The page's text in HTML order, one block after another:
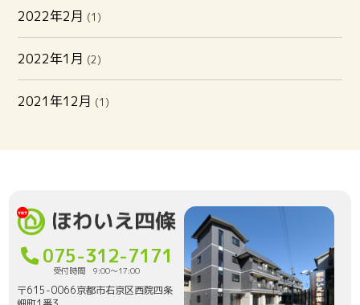
2022年2月 (1)
2022年1月 (2)
2021年12月 (1)
075-312-7171
受付時間 9:00〜17:00
〒615-0066京都市右京区西院四条